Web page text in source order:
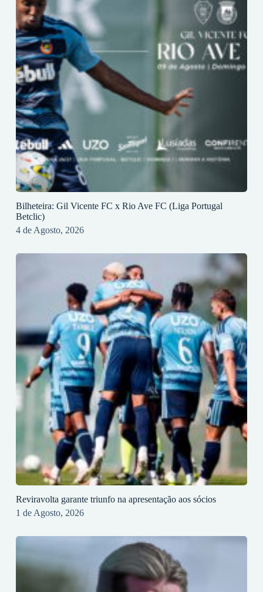
Bilheteira: Gil Vicente FC x Rio Ave FC (Liga Portugal
Betclic)
4 de Agosto, 2026
Reviravolta garante triunfo na apresentação aos sócios
1 de Agosto, 2026